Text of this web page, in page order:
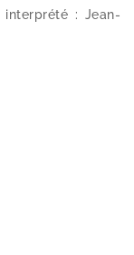
inter­pré­té : Jean-​